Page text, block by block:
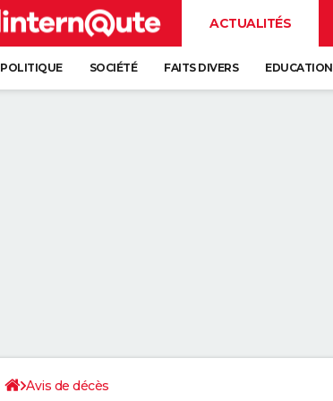
ACTUALITÉS
POLITIQUE SOCIÉTÉ FAITS DIVERS EDUCATION
Avis de décès